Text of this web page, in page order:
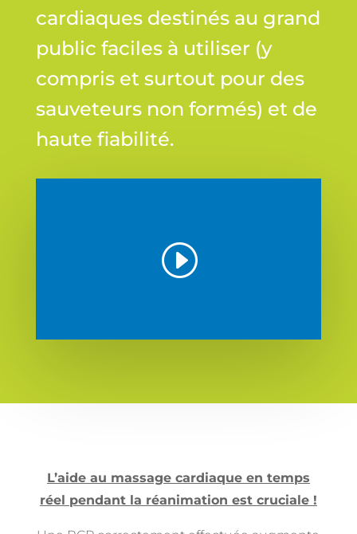
cardiaques destinés au grand
public faciles à utiliser (y
compris et surtout pour des
sauveteurs non formés) et de
haute fiabilité.
L’aide au massage cardiaque en temps
réel pendant la réanimation est cruciale !